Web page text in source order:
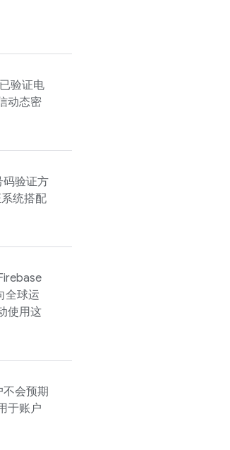
验证电
动态密
码验证方
统搭配
全球运
使用这
会预期
于账户